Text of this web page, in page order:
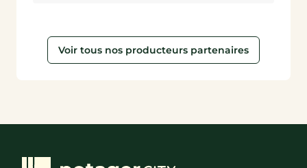
Voir tous nos producteurs partenaires